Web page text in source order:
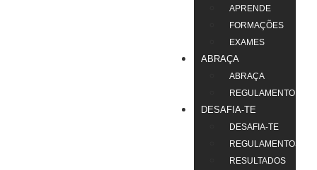
APRENDE
FORMAÇÕES
EXAMES
ABRAÇA
ABRAÇA
REGULAMENTO
DESAFIA-TE
DESAFIA-TE
REGULAMENTOS
RESULTADOS